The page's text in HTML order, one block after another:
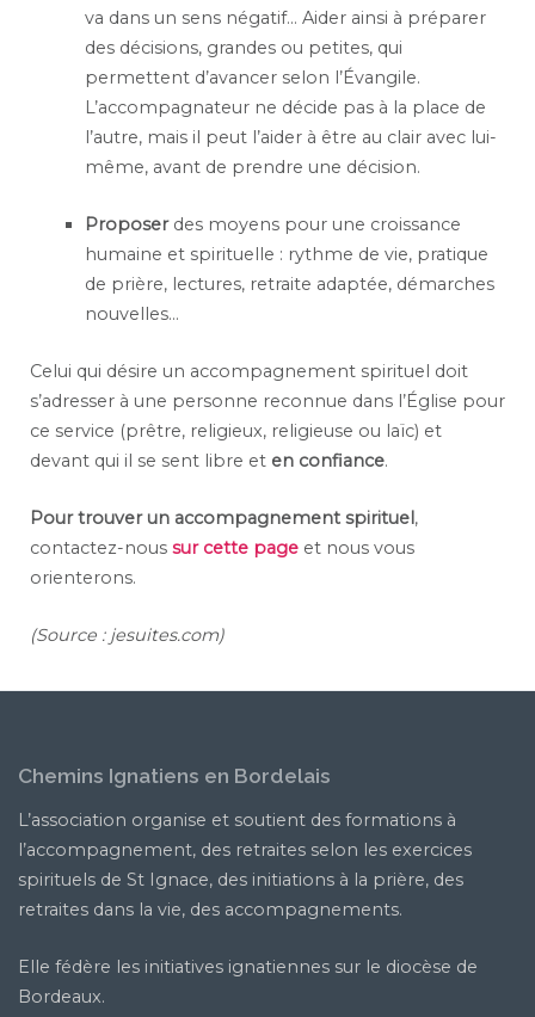
va dans un sens négatif… Aider ainsi à préparer
des décisions, grandes ou petites, qui
permettent d’avancer selon l’Évangile.
L’accompagnateur ne décide pas à la place de
l’autre, mais il peut l’aider à être au clair avec lui-
même, avant de prendre une décision.
Proposerdes moyens pour une croissance
humaine et spirituelle : rythme de vie, pratique
de prière, lectures, retraite adaptée, démarches
nouvelles…
Celui qui désire un accompagnement spirituel doit
s’adresser à une personne reconnue dans l’Église pour
ce service (prêtre, religieux, religieuse ou laïc) et
devant qui il se sent libre et en confiance.
Pour trouver un accompagnement spirituel,
contactez-nous sur cette page et nous vous
orienterons.
(Source : jesuites.com)
Chemins Ignatiens en Bordelais
L’association organise et soutient des formations à
l’accompagnement, des retraites selon les exercices
spirituels de St Ignace, des initiations à la prière, des
retraites dans la vie, des accompagnements.
Elle fédère les initiatives ignatiennes sur le diocèse de
Bordeaux.